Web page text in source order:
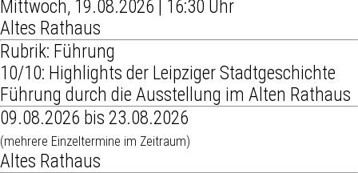
Mittwoch, 19.08.2026 | 16:30 Uhr
Altes Rathaus
Rubrik: Führung
10/10: Highlights der Leipziger Stadtgeschichte
Führung durch die Ausstellung im Alten Rathaus
09.08.2026 bis 23.08.2026
(mehrere Einzeltermine im Zeitraum)
Altes Rathaus